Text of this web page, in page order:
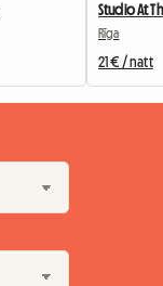
Studio At
Rīga
21 € / natt